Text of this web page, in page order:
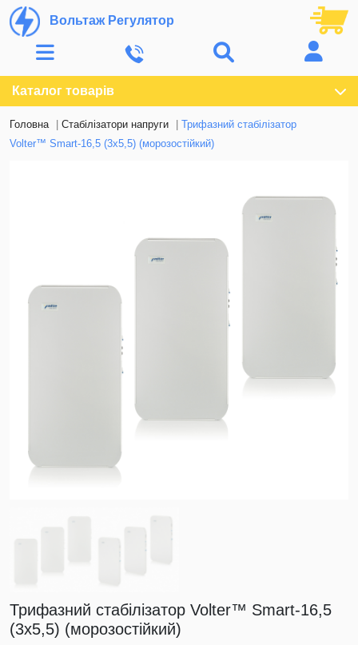
Вольтаж Регулятор
Каталог товарів
Головна Стабілізатори напруги
Трифазний стабілізатор
Volter™ Smart-16,5 (3х5,5) (морозостійкий)
Трифазний стабілізатор Volter™ Smart-16,5
(3х5,5) (морозостійкий)